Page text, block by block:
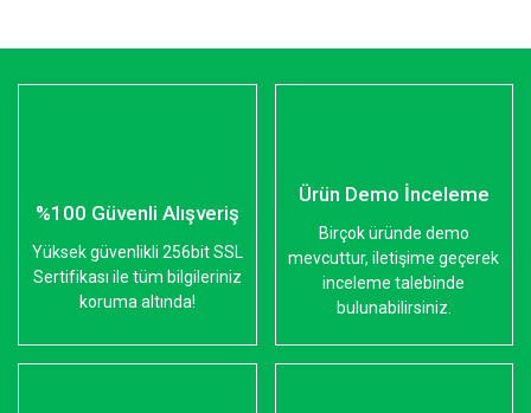
%100 Güvenli Alışveriş
Yüksek güvenlikli 256bit SSL
Sertifikası ile tüm bilgileriniz
koruma altında!
Ürün Demo İnceleme
Birçok üründe demo
mevcuttur, iletişime geçerek
inceleme talebinde
bulunabilirsiniz.